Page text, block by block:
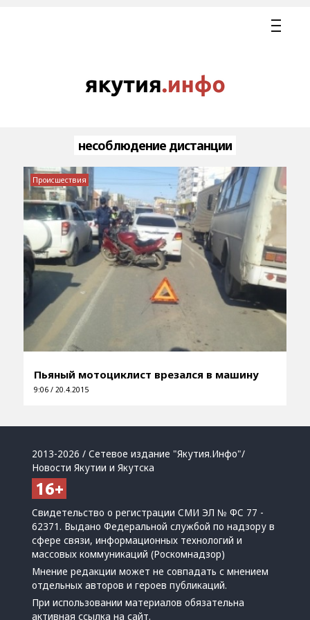
несоблюдение дистанции
Пьяный мотоциклист врезался в машину
9:06 / 20.4.2015
Происшествия
2013-2026 / Сетевое издание "Якутия.Инфо"/
Новости Якутии и Якутска
Свидетельство о регистрации СМИ ЭЛ № ФС 77 -
62371. Выдано Федеральной службой по надзору в
сфере связи, информационных технологий и
массовых коммуникаций (Роскомнадзор)
Мнение редакции может не совпадать с мнением
отдельных авторов и героев публикаций.
При использовании материалов обязательна
активная ссылка на сайт.